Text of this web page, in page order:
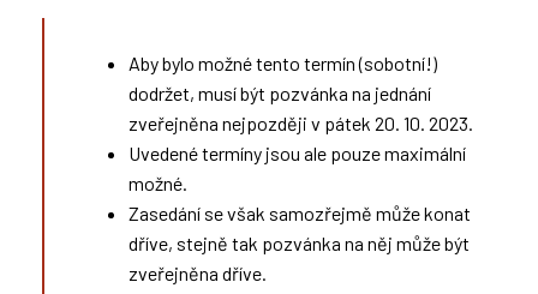
Aby bylo možné tento termín (sobotní!)
dodržet, musí být pozvánka na jednání
zveřejněna nejpozději v pátek 20. 10. 2023.
Uvedené termíny jsou ale pouze maximální
možné.
Zasedání se však samozřejmě může konat
dříve, stejně tak pozvánka na něj může být
zveřejněna dříve.